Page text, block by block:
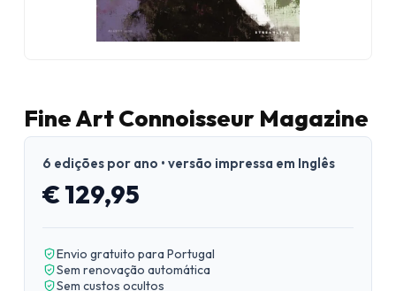
Fine Art Connoisseur Magazine
6 edições por ano • versão impressa em Inglês
€ 129,95
Envio gratuito para Portugal
Sem renovação automática
Sem custos ocultos